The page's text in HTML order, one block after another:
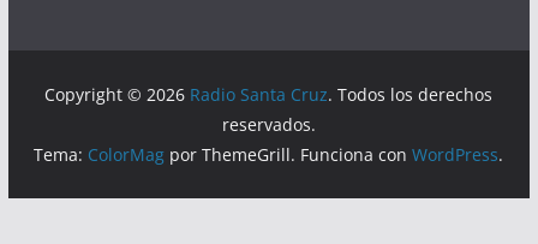
Copyright © 2026 Radio Santa Cruz. Todos los derechos
reservados.
Tema: ColorMag por ThemeGrill. Funciona conWordPress.